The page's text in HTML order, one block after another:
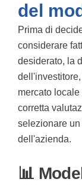
del
Prima di
considerare
desiderato, la
mercato
corretta
selezionare
dell'azienda.
📊